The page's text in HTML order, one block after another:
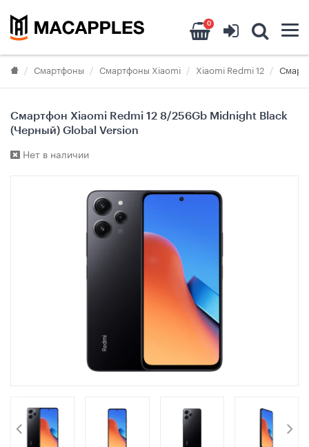
0
Смартфоны Смартфоны Xiaomi Xiaomi Redmi 12
Смартфон Xiaomi Redmi 12 8/256Gb Midnight Black
(Черный) Global Version
Нет в наличии